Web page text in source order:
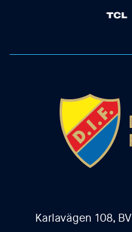
Karlavägen 108, BV